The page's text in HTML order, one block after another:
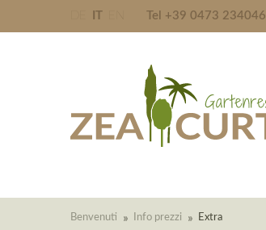
Tel +39 0473 234046
Benvenuti Info prezzi Extra